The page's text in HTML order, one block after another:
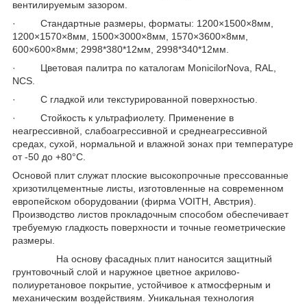
вентилируемым зазором.
· Стандартные размеры, форматы: 1200×1500×8мм,
1200×1570×8мм, 1500×3000×8мм, 1570×3600×8мм,
600×600×8мм; 2998*380*12мм, 2998*340*12мм.
· Цветовая палитра по каталогам MonicilorNova, RAL,
NCS.
· С гладкой или текстурированной поверхностью.
· Стойкость к ультрафиолету. Применение в
неагрессивной, слабоагрессивной и среднеагрессивной
средах, сухой, нормальной и влажной зонах при температуре
от -50 до +80°С.
Основой плит служат плоские высокопрочные прессованные
хризотилцементные листы, изготовленные на современном
европейском оборудовании (фирма VOITH, Австрия).
Производство листов прокладочным способом обеспечивает
требуемую гладкость поверхности и точные геометрические
размеры.
На основу фасадных плит наносится защитный
грунтовочный слой и наружное цветное акрилово-
полиуретановое покрытие, устойчивое к атмосферным и
механическим воздействиям. Уникальная технология